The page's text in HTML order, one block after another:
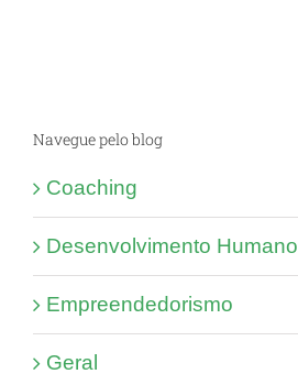
Navegue pelo blog
Coaching
Desenvolvimento Humano
Empreendedorismo
Geral